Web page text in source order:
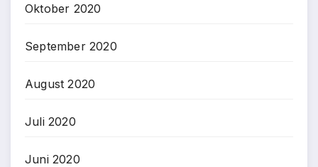
Oktober 2020
September 2020
August 2020
Juli 2020
Juni 2020